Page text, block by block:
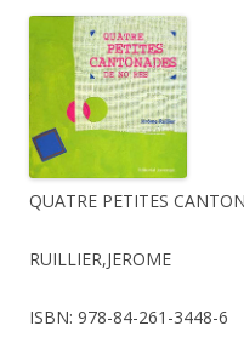
QUATRE PETITES
RUILLIER,JEROME
ISBN: 978-84-261-3448-6